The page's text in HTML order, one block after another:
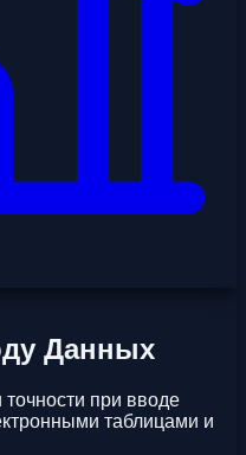
Данных
точности при вводе
таблицами и